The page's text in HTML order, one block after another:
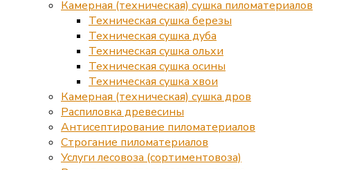
Камерная (техническая) сушка пиломатериалов
Техническая сушка березы
Техническая сушка дуба
Техническая сушка ольхи
Техническая сушка осины
Техническая сушка хвои
Камерная (техническая) сушка дров
Распиловка древесины
Антисептирование пиломатериалов
Строгание пиломатериалов
Услуги лесовоза (сортиментовоза)